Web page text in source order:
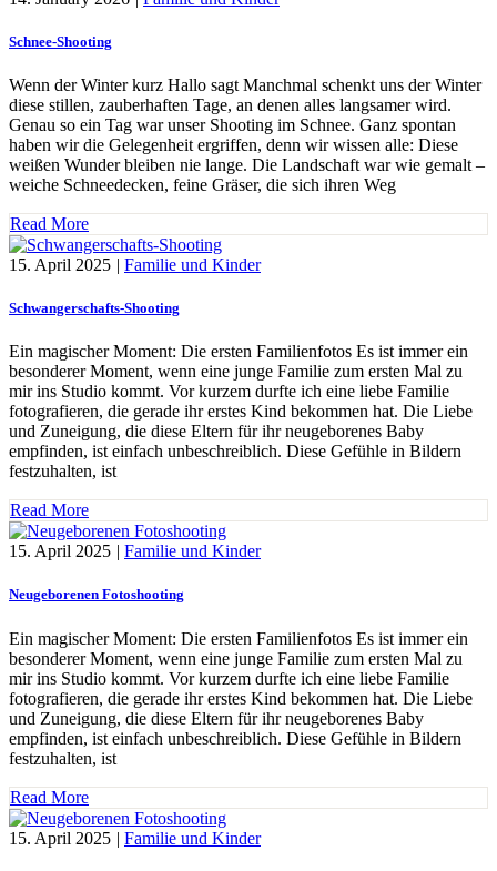
Schnee-Shooting
Wenn der Winter kurz Hallo sagt Manchmal schenkt uns der Winter
diese stillen, zauberhaften Tage, an denen alles langsamer wird.
Genau so ein Tag war unser Shooting im Schnee. Ganz spontan
haben wir die Gelegenheit ergriffen, denn wir wissen alle: Diese
weißen Wunder bleiben nie lange. Die Landschaft war wie gemalt –
weiche Schneedecken, feine Gräser, die sich ihren Weg
Read More
15. April 2025 | Familie und Kinder
Schwangerschafts-Shooting
Ein magischer Moment: Die ersten Familienfotos Es ist immer ein
besonderer Moment, wenn eine junge Familie zum ersten Mal zu
mir ins Studio kommt. Vor kurzem durfte ich eine liebe Familie
fotografieren, die gerade ihr erstes Kind bekommen hat. Die Liebe
und Zuneigung, die diese Eltern für ihr neugeborenes Baby
empfinden, ist einfach unbeschreiblich. Diese Gefühle in Bildern
festzuhalten, ist
Read More
15. April 2025 | Familie und Kinder
Neugeborenen Fotoshooting
Ein magischer Moment: Die ersten Familienfotos Es ist immer ein
besonderer Moment, wenn eine junge Familie zum ersten Mal zu
mir ins Studio kommt. Vor kurzem durfte ich eine liebe Familie
fotografieren, die gerade ihr erstes Kind bekommen hat. Die Liebe
und Zuneigung, die diese Eltern für ihr neugeborenes Baby
empfinden, ist einfach unbeschreiblich. Diese Gefühle in Bildern
festzuhalten, ist
Read More
15. April 2025 | Familie und Kinder